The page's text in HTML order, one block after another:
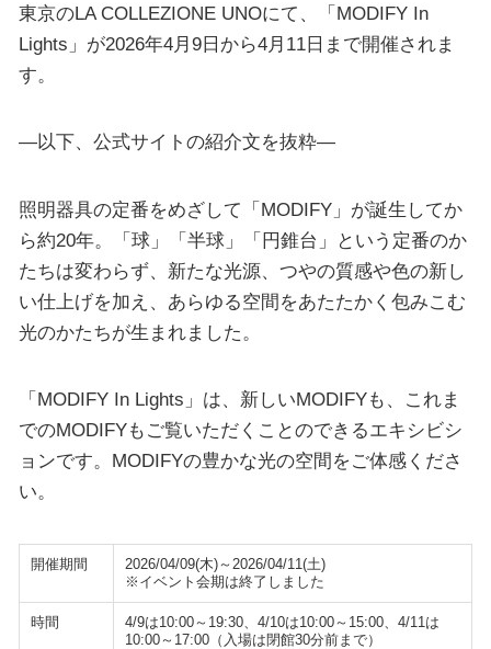
東京のLA COLLEZIONE UNOにて、「MODIFY In
Lights」が2026年4月9日から4月11日まで開催されま
す。
—以下、公式サイトの紹介文を抜粋—
照明器具の定番をめざして「MODIFY」が誕生してか
ら約20年。「球」「半球」「円錐台」という定番のか
たちは変わらず、新たな光源、つやの質感や色の新し
い仕上げを加え、あらゆる空間をあたたかく包みこむ
光のかたちが生まれました。
「MODIFY In Lights」は、新しいMODIFYも、これま
でのMODIFYもご覧いただくことのできるエキシビシ
ョンです。MODIFYの豊かな光の空間をご体感くださ
い。
開催期間
2026/04/09(木)～2026/04/11(土)
※イベント会期は終了しました
時間
4/9は10:00～19:30、4/10は10:00～15:00、4/11は
10:00～17:00（入場は閉館30分前まで）